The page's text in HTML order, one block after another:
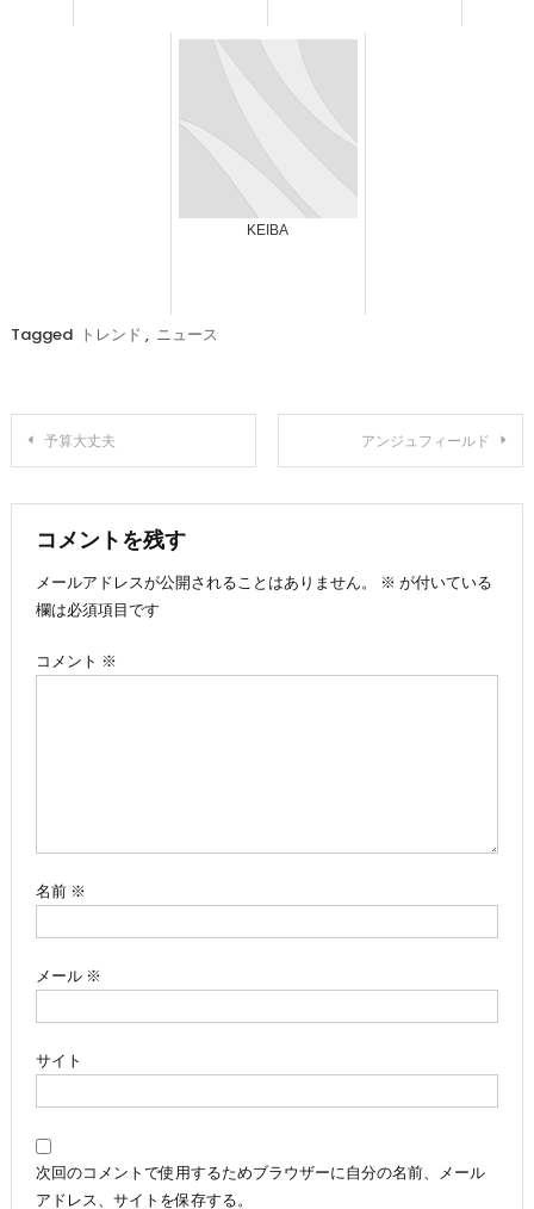
KEIBA
Tagged トレンド , ニュース
投
稿
ナ
ビ
ゲ
予算大丈夫 アンジュフィールド
コメントを残す
メールアドレスが公開されることはありません。
※ が付いている
欄は必須項目です
コメント ※
名前 ※
メール ※
サイト
次回のコメントで使用するためブラウザーに自分の名前、メール
アドレス、サイトを保存する。